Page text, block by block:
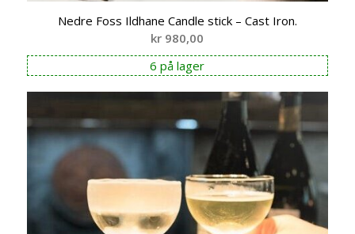
Nedre Foss Ildhane Candle stick – Cast Iron.
kr 980,00
6 på lager